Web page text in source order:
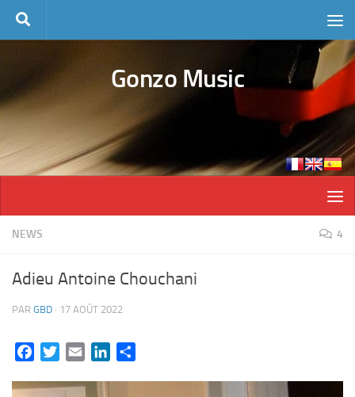
Skip to content
Gonzo Music
NEWS 4
Adieu Antoine Chouchani
PAR GBD · 17 AOÛT 2022
FacebookTwitterEmail LinkedIn